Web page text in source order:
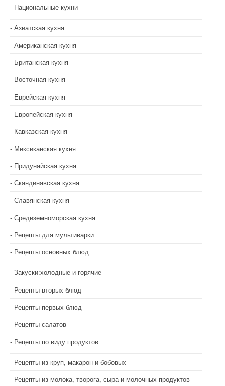
Национальные кухни
Азиатская кухня
Американская кухня
Британская кухня
Восточная кухня
Еврейская кухня
Европейская кухня
Кавказская кухня
Мексиканская кухня
Придунайская кухня
Скандинавская кухня
Славянская кухня
Средиземноморская кухня
Рецепты для мультиварки
Рецепты основных блюд
Закуски:холодные и горячие
Рецепты вторых блюд
Рецепты первых блюд
Рецепты салатов
Рецепты по виду продуктов
Рецепты из круп, макарон и бобовых
Рецепты из молока, творога, сыра и молочных продуктов